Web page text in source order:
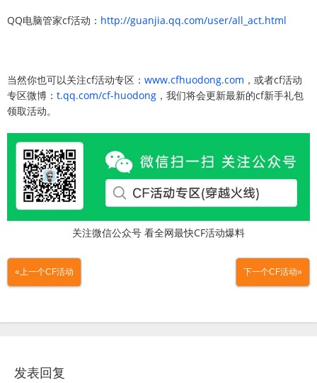
QQ电脑管家cf活动： http://guanjia.qq.com/user/all_act.html
当然你也可以关注cf活动专区： www.cfhuodong.com ，或者cf活动
专区微博： t.qq.com/cf-huodong ，我们将会更新最新的cf新手礼包
领取活动。
关注微信公众号 看全网最快CF活动爆料
«上一个CF活动 下一个CF活动»
发表回复